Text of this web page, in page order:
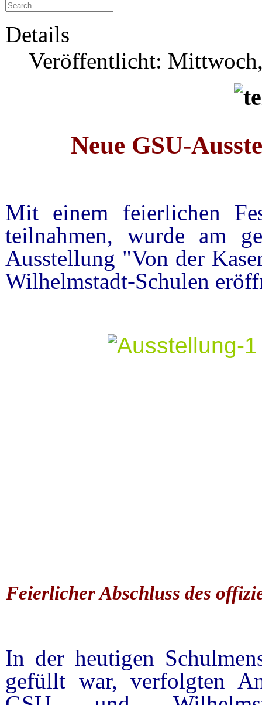
Details
Veröffentlicht:
Neue GSU-
Mit einem feierlichen
teilnahmen, wurde am
Ausstellung "Von der
Wilhelmstadt-Schulen
Feierlicher Abschluss des
In der heutigen
gefüllt war, verfolgten